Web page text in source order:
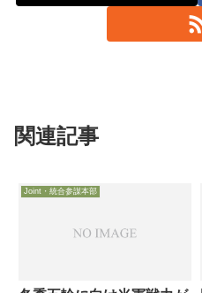
関連記事
Joint・統合参謀本部